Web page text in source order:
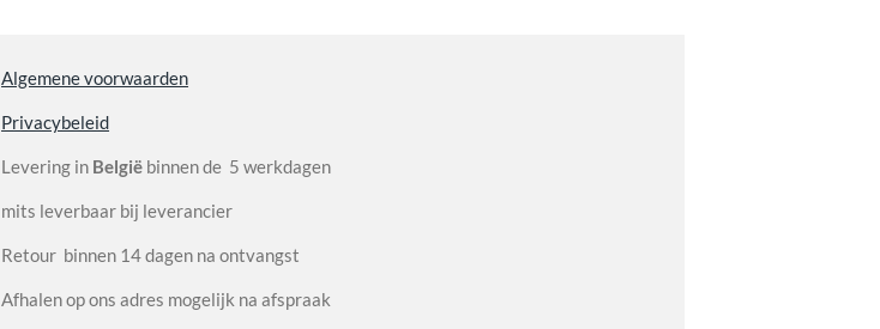
Algemene voorwaarden
Privacybeleid
Levering in België binnen de 5 werkdagen
mits leverbaar bij leverancier
Retour binnen 14 dagen na ontvangst
Afhalen op ons adres mogelijk na afspraak